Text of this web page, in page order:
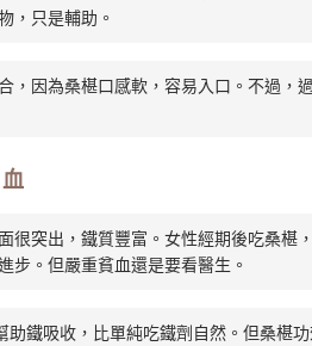
，只是輔助。
，因為桑椹口感軟，容易入口。不過，
很突出，鐵質豐富。女性經期後吃桑椹
步。但嚴重貧血還是要看醫生。
助鐵吸收，比單純吃鐵劑自然。但桑椹